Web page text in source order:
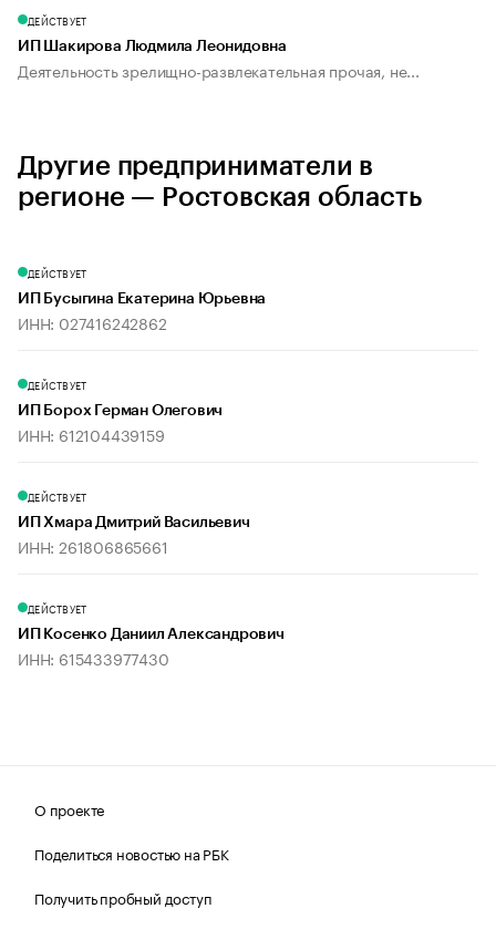
ДЕЙСТВУЕТ
ИП Шакирова Людмила Леонидовна
Деятельность зрелищно-развлекательная прочая, не...
Другие предприниматели в
регионе — Ростовская область
ДЕЙСТВУЕТ
ИП Бусыгина Екатерина Юрьевна
ИНН: 027416242862
ДЕЙСТВУЕТ
ИП Борох Герман Олегович
ИНН: 612104439159
ДЕЙСТВУЕТ
ИП Хмара Дмитрий Васильевич
ИНН: 261806865661
ДЕЙСТВУЕТ
ИП Косенко Даниил Александрович
ИНН: 615433977430
О проекте
Поделиться новостью на РБК
Получить пробный доступ